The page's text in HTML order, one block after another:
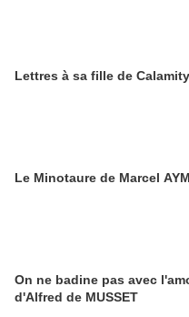
Lettres à sa fille de
Le Minotaure de Marcel
On ne badine pas avec
d'Alfred de MUSSET